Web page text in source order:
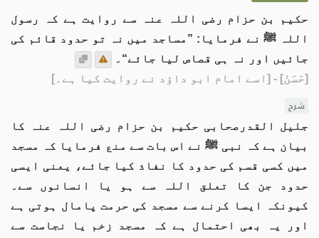
حكيم بن حزام رضی اللہ عنہ سے روایت ہے کہ رسول
اللہ ﷺ نے فرمایا: ”مساجد میں نہ تو حدود قائم کی
جائیں اور نہ ہی قصاص لیا جائے“۔
[حَسَنْ] - [اسے امام ابو داؤد نے روایت کیا ہے۔]
شرح
جلیل القدرصحابی حکیم بن حزام رضی اللہ عنہ کا
بیان ہے کہ نبی ﷺ نے اس بات سے منع فرمایا کہ مسجد
میں کسی قسم کی حدود کا نفاذ کیا جائے، یعنی ایسی
حدود جن کا تعلق اللہ سے ہو یا انسانوں سے۔
کیونکہ ایسا کرنے سے مسجد کی حرمت پامال ہوتی ہے
اور یہ بھی احتمال ہے کہ مسجد زخم یا نجاست سے